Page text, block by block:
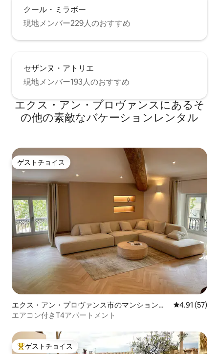
クール・ミラボー
現地メンバー229人のおすすめ
セザンヌ・アトリエ
現地メンバー193人のおすすめ
エクス・アン・プロヴァンスにあるそ
の他の素敵なバケーションレンタル
ゲストチョイス
ゲストチョイス
エクス・アン・プロヴァンス市のマンション・
アパート
レビュー57
4.91 (57)
エアコン付きT4アパートメント
大好評のゲストチョイスです。
ゲストチョイス